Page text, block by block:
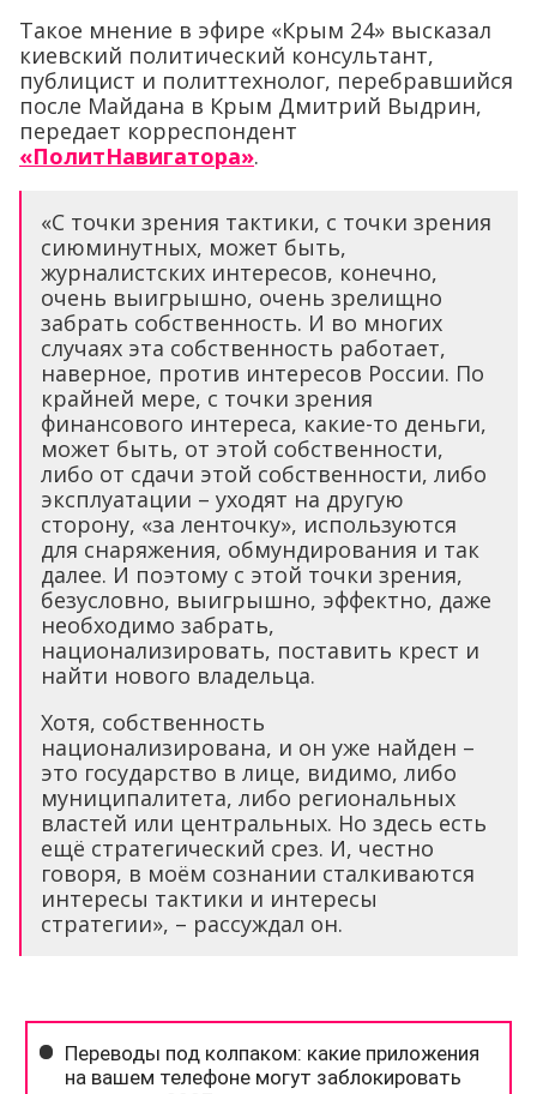
Такое мнение в эфире «Крым 24» высказал
киевский политический консультант,
публицист и политтехнолог, перебравшийся
после Майдана в Крым Дмитрий Выдрин,
передает корреспондент
«ПолитНавигатора».
«С точки зрения тактики, с точки зрения
сиюминутных, может быть,
журналистских интересов, конечно,
очень выигрышно, очень зрелищно
забрать собственность. И во многих
случаях эта собственность работает,
наверное, против интересов России. По
крайней мере, с точки зрения
финансового интереса, какие-то деньги,
может быть, от этой собственности,
либо от сдачи этой собственности, либо
эксплуатации – уходят на другую
сторону, «за ленточку», используются
для снаряжения, обмундирования и так
далее. И поэтому с этой точки зрения,
безусловно, выигрышно, эффектно, даже
необходимо забрать,
национализировать, поставить крест и
найти нового владельца.
Хотя, собственность
национализирована, и он уже найден –
это государство в лице, видимо, либо
муниципалитета, либо региональных
властей или центральных. Но здесь есть
ещё стратегический срез. И, честно
говоря, в моём сознании сталкиваются
интересы тактики и интересы
стратегии», – рассуждал он.